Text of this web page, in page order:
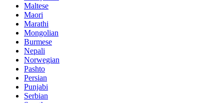
Maltese
Maori
Marathi
Mongolian
Burmese
Nepali
Norwegian
Pashto
Persian
Punjabi
Serbian